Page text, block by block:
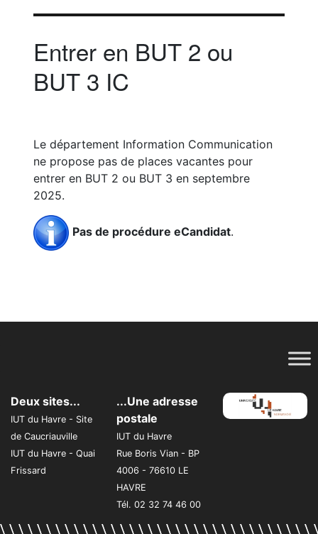
Entrer en BUT 2 ou
BUT 3 IC
Le département Information Communication
ne propose pas de places vacantes pour
entrer en BUT 2 ou BUT 3 en septembre
2025.
Pas de procédure eCandidat.
Deux sites...
IUT du Havre - Site
de Caucriauville
IUT du Havre - Quai
Frissard
...Une adresse
postale
IUT du Havre
Rue Boris Vian - BP
4006 - 76610 LE
HAVRE
Tél. 02 32 74 46 00